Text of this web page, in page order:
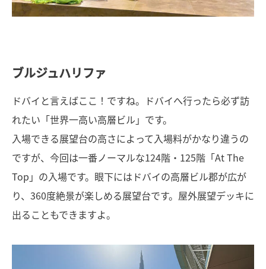
ブルジュハリファ
ドバイと言えばここ！ですね。ドバイへ行ったら必ず訪
れたい「世界一高い高層ビル」です。
入場できる展望台の高さによって入場料がかなり違うの
ですが、今回は一番ノーマルな124階・125階「At The
Top」の入場です。眼下にはドバイの高層ビル郡が広が
り、360度絶景が楽しめる展望台です。屋外展望デッキに
出ることもできますよ。